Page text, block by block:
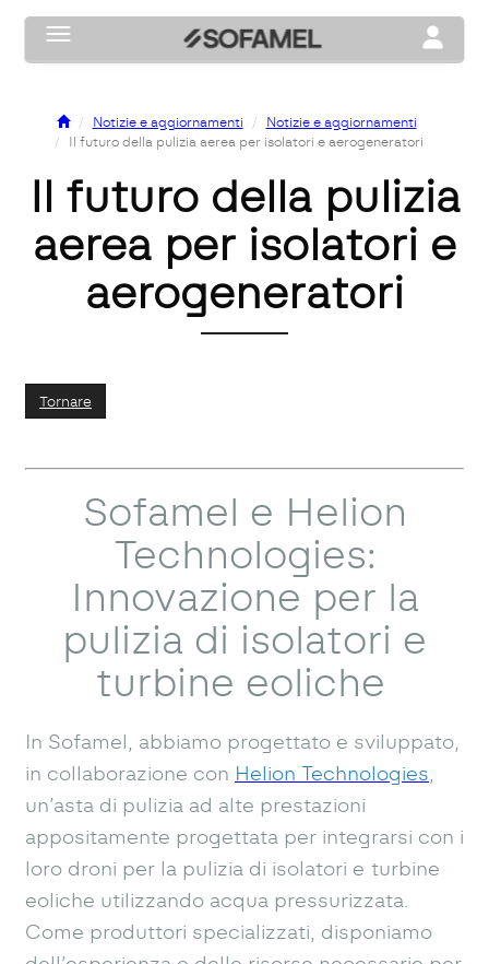
Toggle navigation Toggle
Notizie e aggiornamenti
Notizie e aggiornamenti
Il futuro della pulizia aerea per isolatori e aerogeneratori
Il futuro della pulizia
aerea per isolatori e
aerogeneratori
Tornare
Sofamel e Helion
Technologies:
Innovazione per la
pulizia di isolatori e
turbine eoliche
In Sofamel, abbiamo progettato e sviluppato,
in collaborazione con Helion Technologies
un’asta di pulizia ad alte prestazioni
appositamente progettata per integrarsi con i
loro droni per la pulizia di isolatori e turbine
eoliche utilizzando acqua pressurizzata.
Come produttori specializzati, disponiamo